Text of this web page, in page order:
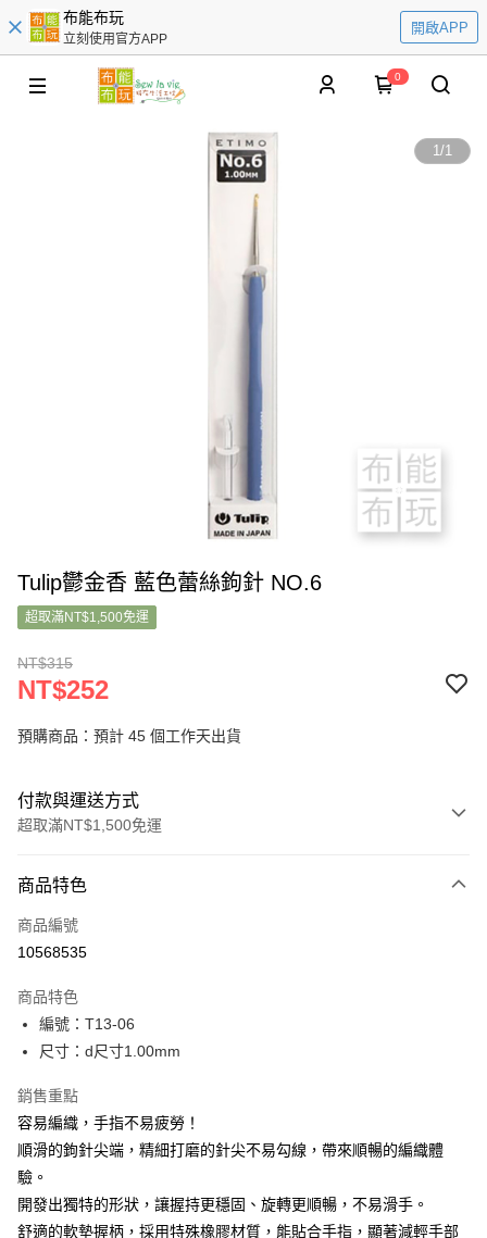
布能布玩
立刻使用官方APP
開啟APP
0
1/1
Tulip鬱金香 藍色蕾絲鉤針 NO.6
超取滿NT$1,500免運
NT$315
NT$252
預購商品：預計 45 個工作天出貨
付款與運送方式
超取滿NT$1,500免運
信用卡一次付款
超商取貨付款
Apple Pay
街口支付
Google Pay
大哥付你分期
相關說明
1.本服務由台灣大哥大提供，台灣大哥大用戶可立即使用無須另外申請。
2.付款方式選擇「大哥付你分期」，訂單成立後會自動跳轉到大哥付的交易
AFTEE先享後付
相關說明
商品特色
商品編號
10568535
商品特色
編號：T13-06
尺寸：d尺寸1.00mm
銷售重點
容易編織，手指不易疲勞！
順滑的鉤針尖端，精細打磨的針尖不易勾線，帶來順暢的編織體
驗。
開發出獨特的形狀，讓握持更穩固、旋轉更順暢，不易滑手。
舒適的軟墊握柄，採用特殊橡膠材質，能貼合手指，顯著減輕手部